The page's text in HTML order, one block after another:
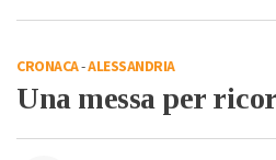
CRONACA-ALESSANDRIA
Una messa per